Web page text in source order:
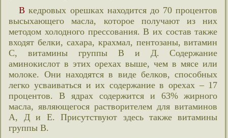
В кедровых орешках находится до 70 процентов
высыхающего масла, которое получают из них
методом холодного прессования. В их состав также
входят белки, сахара, крахмал, пентозаны, витамин
С, витамины группы В и Д. Содержание
аминокислот в этих орехах выше, чем в мясе или
молоке. Они находятся в виде белков, способных
легко усваиваться и их содержание в орехах – 17
процентов. В ядрах содержится и 63% жирного
масла, являющегося растворителем для витаминов
А, Д и Е. Присутствуют здесь также витамины
группы В.